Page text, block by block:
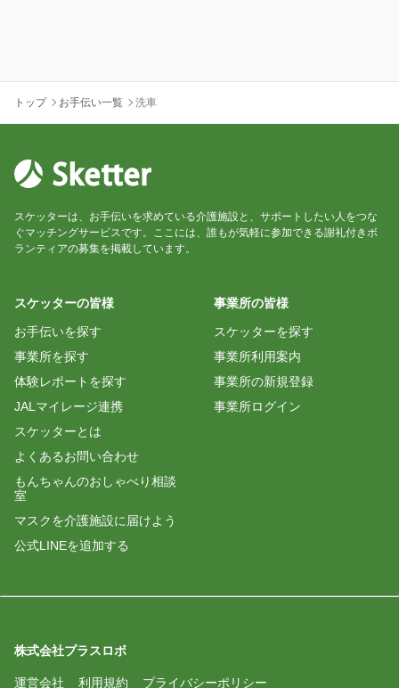
トップ お手伝い一覧 洗車
スケッターは、お手伝いを求めている介護施設と、サポートしたい人をつな
ぐマッチングサービスです。ここには、誰もが気軽に参加できる謝礼付きボ
ランティアの募集を掲載しています。
スケッターの皆様
お手伝いを探す
事業所を探す
体験レポートを探す
JALマイレージ連携
スケッターとは
よくあるお問い合わせ
もんちゃんのおしゃべり相談
室
マスクを介護施設に届けよう
公式LINEを追加する
事業所の皆様
スケッターを探す
事業所利用案内
事業所の新規登録
事業所ログイン
株式会社プラスロボ
運営会社 利用規約 プライバシーポリシー